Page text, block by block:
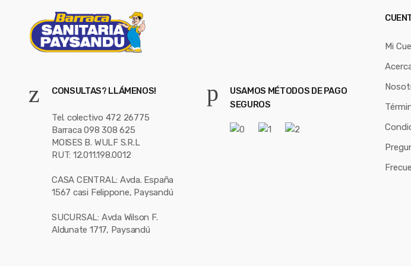
CONSULTAS? LLÁMENOS!
Tel. colectivo 472 26775
Barraca 098 308 625
MOISES B. WULF S.R.L
RUT: 12.011.198.0012
CASA CENTRAL: Avda. España
1567 casi Felippone, Paysandú
SUCURSAL: Avda Wilson F.
Aldunate 1717, Paysandú
USAMOS MÉTODOS DE PAGO
SEGUROS
Mi